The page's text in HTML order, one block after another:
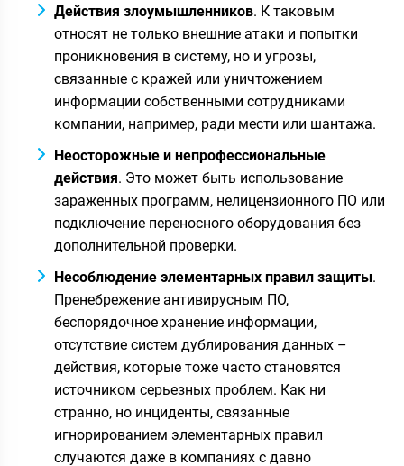
Действия злоумышленников. К таковым
относят не только внешние атаки и попытки
проникновения в систему, но и угрозы,
связанные с кражей или уничтожением
информации собственными сотрудниками
компании, например, ради мести или шантажа.
Неосторожные и непрофессиональные
действия. Это может быть использование
зараженных программ, нелицензионного ПО или
подключение переносного оборудования без
дополнительной проверки.
Несоблюдение элементарных правил защиты.
Пренебрежение антивирусным ПО,
беспорядочное хранение информации,
отсутствие систем дублирования данных –
действия, которые тоже часто становятся
источником серьезных проблем. Как ни
странно, но инциденты, связанные
игнорированием элементарных правил
случаются даже в компаниях с давно